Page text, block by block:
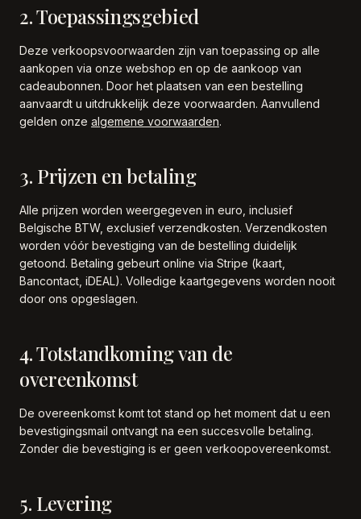
2. Toepassingsgebied
Deze verkoopsvoorwaarden zijn van toepassing op alle
aankopen via onze webshop en op de aankoop van
cadeaubonnen. Door het plaatsen van een bestelling
aanvaardt u uitdrukkelijk deze voorwaarden. Aanvullend
gelden onze algemene voorwaarden.
3. Prijzen en betaling
Alle prijzen worden weergegeven in euro, inclusief
Belgische BTW, exclusief verzendkosten. Verzendkosten
worden vóór bevestiging van de bestelling duidelijk
getoond. Betaling gebeurt online via Stripe (kaart,
Bancontact, iDEAL). Volledige kaartgegevens worden nooit
door ons opgeslagen.
4. Totstandkoming van de
overeenkomst
De overeenkomst komt tot stand op het moment dat u een
bevestigingsmail ontvangt na een succesvolle betaling.
Zonder die bevestiging is er geen verkoopovereenkomst.
5. Levering